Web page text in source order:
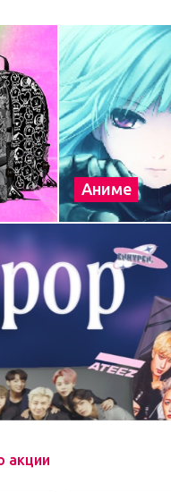
Аниме
акции